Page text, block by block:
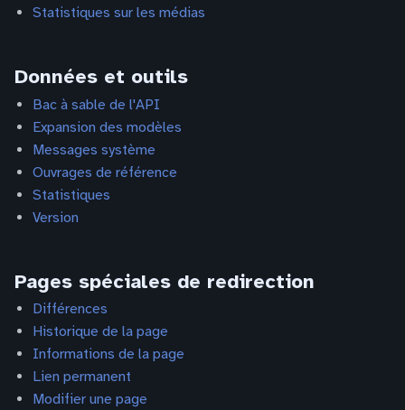
Statistiques sur les médias
Données et outils
Bac à sable de l'API
Expansion des modèles
Messages système
Ouvrages de référence
Statistiques
Version
Pages spéciales de redirection
Différences
Historique de la page
Informations de la page
Lien permanent
Modifier une page